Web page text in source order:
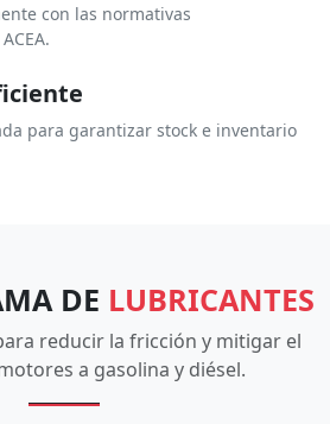
con las normativas
para garantizar stock e inventario
DE LUBRICANTES
reducir la fricción y mitigar el
a gasolina y diésel.